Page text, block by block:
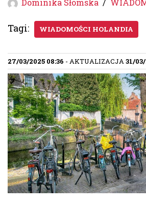
Dominika Słomska
Tagi: WIADOMOŚCI HOLANDIA
27/03/2025 08:36 - AKTUALIZACJA31/